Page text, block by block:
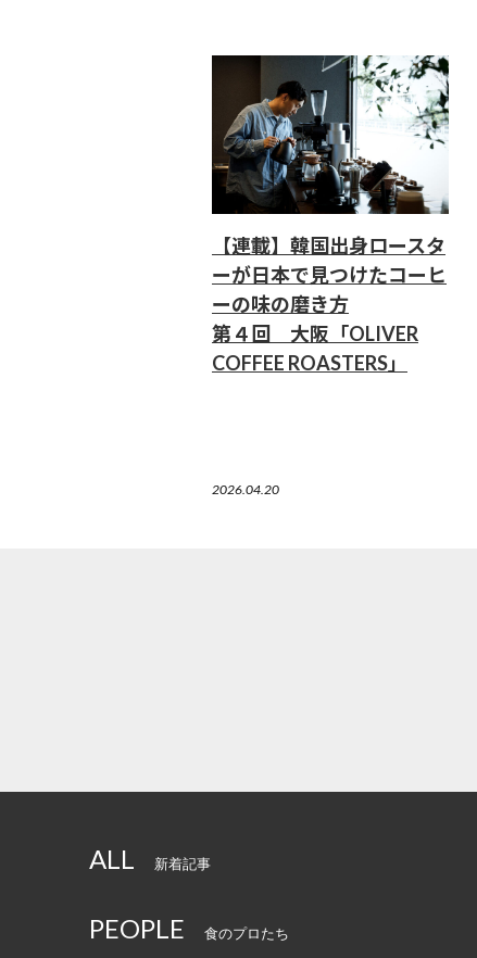
【連載】韓国出身ロースタ
ーが日本で見つけたコーヒ
ーの味の磨き方
第４回 大阪「OLIVER
COFFEE ROASTERS」
2026.04.20
ALL 新着記事
PEOPLE 食のプロたち